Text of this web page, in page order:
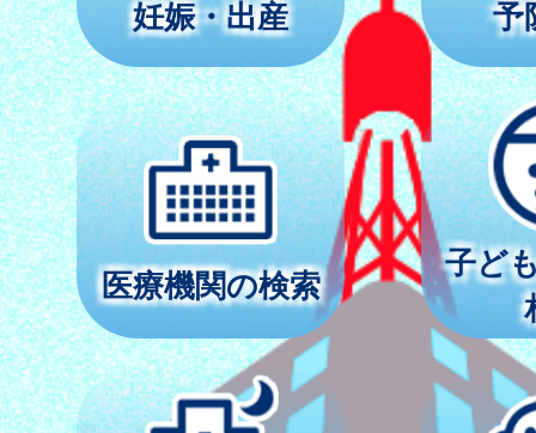
妊娠・出産 予
医療機関の検索
子ど